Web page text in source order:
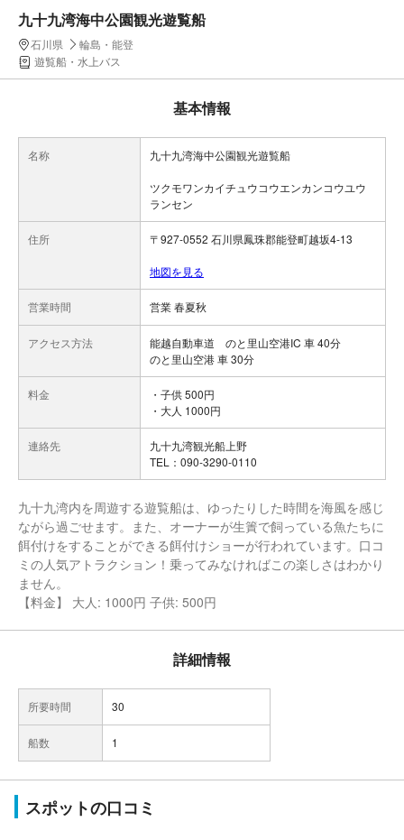
九十九湾海中公園観光遊覧船
石川県
輪島・能登
遊覧船・水上バス
基本情報
名称 九十九湾海中公園観光遊覧船
ツクモワンカイチュウコウエンカンコウユウ
ランセン
住所 〒927-0552 石川県鳳珠郡能登町越坂4-13
地図を見る
営業時間 営業 春夏秋
アクセス方法
能越自動車道 のと里山空港IC 車 40分
のと里山空港 車 30分
料金
・子供 500円
・大人 1000円
連絡先
九十九湾観光船上野
TEL：090-3290-0110
九十九湾内を周遊する遊覧船は、ゆったりした時間を海風を感じ
ながら過ごせます。また、オーナーが生簀で飼っている魚たちに
餌付けをすることができる餌付けショーが行われています。口コ
ミの人気アトラクション！乗ってみなければこの楽しさはわかり
ません。
【料金】 大人: 1000円 子供: 500円
詳細情報
所要時間 30
船数 1
スポットの口コミ